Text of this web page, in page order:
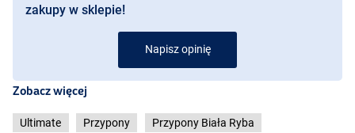
zakupy w sklepie!
Napisz opinię
Zobacz więcej
Ultimate Przypony Przypony Biała Ryba